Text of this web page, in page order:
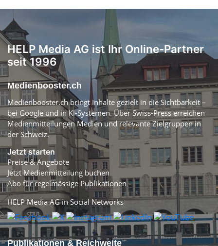
HELP Media AG ist Ihr Online-Partner
seit 1996
Medienbooster.ch
Medienbooster.ch bringt Inhalte gezielt in die Sichtbarkeit –
bei Google und in KI-Systemen. Über Swiss-Press erreichen
Medienmitteilungen Medien und relevante Zielgruppen in
der Schweiz.
Jetzt starten
Preise & Angebote
Jetzt Medienmitteilung buchen
Abo für regelmässige Publikationen
HELP Media AG in Social Networks
Publikationen & Reichweite